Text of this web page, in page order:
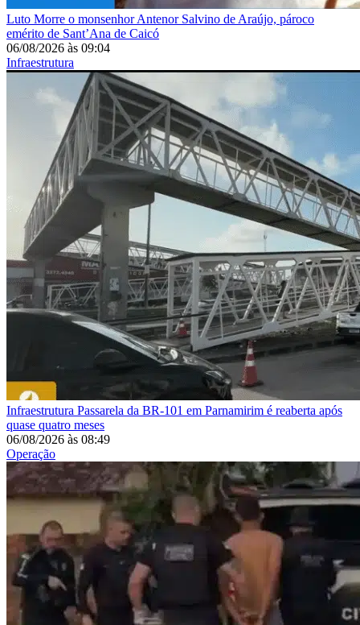
Luto Morre o monsenhor Antenor Salvino de Araújo, pároco
emérito de Sant’Ana de Caicó
06/08/2026 às 09:04
Infraestrutura
Infraestrutura Passarela da BR-101 em Parnamirim é reaberta após
quase quatro meses
06/08/2026 às 08:49
Operação